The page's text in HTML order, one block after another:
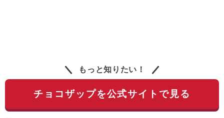
もっと知りたい！
チョコザップを公式サイトで見る